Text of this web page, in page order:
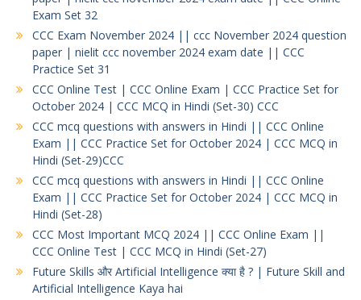
Exam Set 32
CCC Exam November 2024 || ccc November 2024 question
paper | nielit ccc november 2024 exam date || CCC
Practice Set 31
CCC Online Test | CCC Online Exam | CCC Practice Set for
October 2024 | CCC MCQ in Hindi (Set-30) CCC
CCC mcq questions with answers in Hindi || CCC Online
Exam || CCC Practice Set for October 2024 | CCC MCQ in
Hindi (Set-29)CCC
CCC mcq questions with answers in Hindi || CCC Online
Exam || CCC Practice Set for October 2024 | CCC MCQ in
Hindi (Set-28)
CCC Most Important MCQ 2024 || CCC Online Exam ||
CCC Online Test | CCC MCQ in Hindi (Set-27)
Future Skills और Artificial Intelligence क्या है ? | Future Skill and
Artificial Intelligence Kaya hai